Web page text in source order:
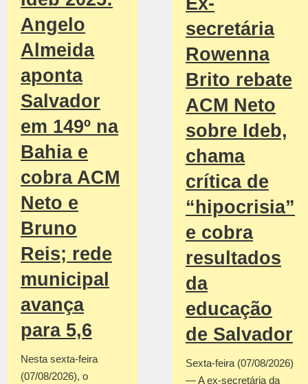
Angelo
Almeida
aponta
Salvador
em 149º na
Bahia e
cobra ACM
Neto e
Bruno
Reis; rede
municipal
avança
para 5,6
Nesta sexta-feira
(07/08/2026), o
secretária
Rowenna
Brito rebate
ACM Neto
sobre Ideb,
chama
crítica de
“hipocrisia”
e cobra
resultados
da
educação
de Salvador
Sexta-feira (07/08/2026)
— A ex-secretária da